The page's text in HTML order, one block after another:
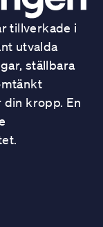
tillverkade i
utvalda
ställbara
kropp. En